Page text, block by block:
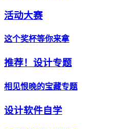
活动大赛
这个奖杯等你来拿
推荐！设计专题
相见恨晚的宝藏专题
设计软件自学